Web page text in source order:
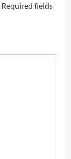
Required fields